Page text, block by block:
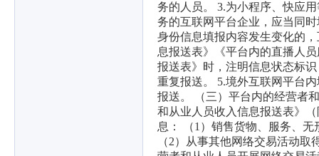
务的人员。 3.为小程序、快应
务的互联网平台企业，应当同
身份信息填报内容发生变化的
息报送表》《平台内的直播人
报送表》时，注明信息状态标
重复报送。 5.境外互联网平台
报送。 （三）平台内的经营者
和从业人员收入信息报送表》
息： （1）销售货物、服务、
（2）从事其他网络交易活动